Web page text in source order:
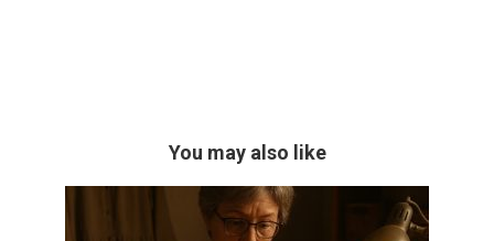
You may also like